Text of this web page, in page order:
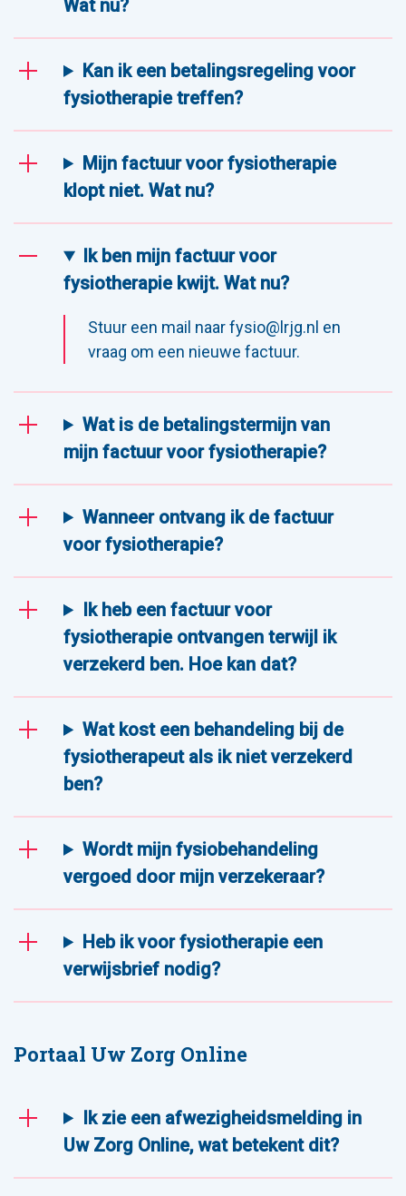
Wat nu?
Kan ik een betalingsregeling voor
fysiotherapie treffen?
Mijn factuur voor fysiotherapie
klopt niet. Wat nu?
Ik ben mijn factuur voor
fysiotherapie kwijt. Wat nu?
Stuur een mail naar fysio@lrjg.nl en
vraag om een nieuwe factuur.
Wat is de betalingstermijn van
mijn factuur voor fysiotherapie?
Wanneer ontvang ik de factuur
voor fysiotherapie?
Ik heb een factuur voor
fysiotherapie ontvangen terwijl ik
verzekerd ben. Hoe kan dat?
Wat kost een behandeling bij de
fysiotherapeut als ik niet verzekerd
ben?
Wordt mijn fysiobehandeling
vergoed door mijn verzekeraar?
Heb ik voor fysiotherapie een
verwijsbrief nodig?
Portaal Uw Zorg Online
Ik zie een afwezigheidsmelding in
Uw Zorg Online, wat betekent dit?